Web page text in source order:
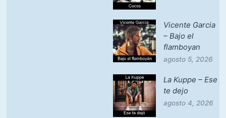
Vicente Garcia
– Bajo el
flamboyan
agosto 5, 2026
La Kuppe – Ese
te dejo
agosto 4, 2026